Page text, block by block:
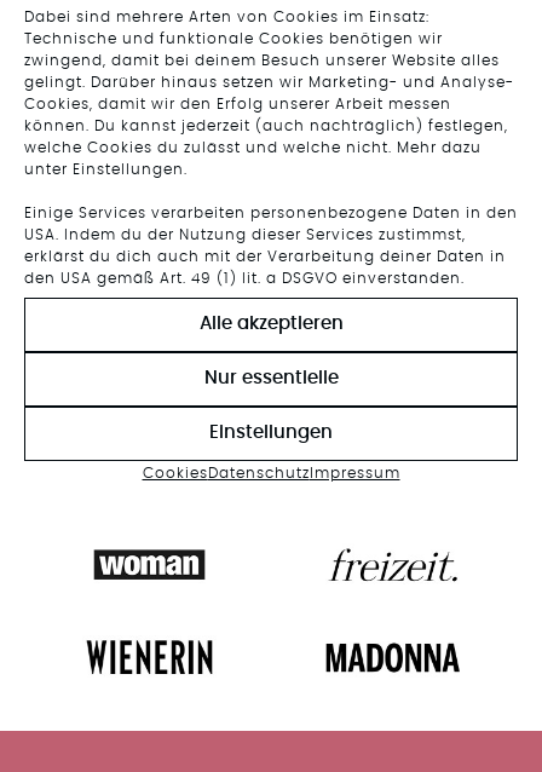
Dabei sind mehrere Arten von Cookies im Einsatz:
Technische und funktionale Cookies benötigen wir
zwingend, damit bei deinem Besuch unserer Website alles
gelingt. Darüber hinaus setzen wir Marketing- und Analyse-
Cookies, damit wir den Erfolg unserer Arbeit messen
können. Du kannst jederzeit (auch nachträglich) festlegen,
welche Cookies du zulässt und welche nicht. Mehr dazu
unter Einstellungen.
Einige Services verarbeiten personenbezogene Daten in den
USA. Indem du der Nutzung dieser Services zustimmst,
erklärst du dich auch mit der Verarbeitung deiner Daten in
den USA gemäß Art. 49 (1) lit. a DSGVO einverstanden.
Alle akzeptieren
Nur essentielle
Einstellungen
CookiesDatenschutzImpressum
FOLGE UNS AUF
INSTAGRAM